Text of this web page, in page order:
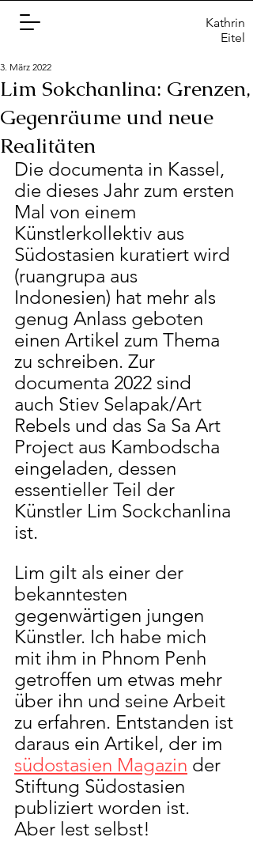
Kathrin
Eitel
Lim Sokchanlina: Grenzen,
Gegenräume und neue
Realitäten
3. März 2022
Die documenta in Kassel,
die dieses Jahr zum ersten
Mal von einem
Künstlerkollektiv aus
Südostasien kuratiert wird
(ruangrupa aus
Indonesien) hat mehr als
genug Anlass geboten
einen Artikel zum Thema
zu schreiben. Zur
documenta 2022 sind
auch Stiev Selapak/Art
Rebels und das Sa Sa Art
Project aus Kambodscha
eingeladen, dessen
essentieller Teil der
Künstler Lim Sockchanlina
ist.
Lim gilt als einer der
bekanntesten
gegenwärtigen jungen
Künstler. Ich habe mich
mit ihm in Phnom Penh
getroffen um etwas mehr
über ihn und seine Arbeit
zu erfahren. Entstanden ist
daraus ein Artikel, der im
südostasien Magazin der
Stiftung Südostasien
publiziert worden ist.
Aber lest selbst!